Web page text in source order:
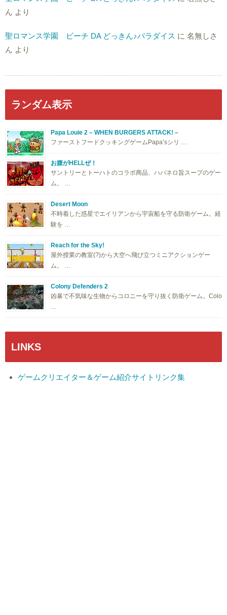
ん より
聖ロマンス学園 ビーチ DA どっきん♪パラダイス に 名無しさ
ん より
ランダム表示
Papa Louie 2 – WHEN BURGERS ATTACK! –
ファーストフードクッキングゲームPapa’sシリ …
お腹がHELLぜ！
サントリーとトーハトのコラボ商品、ハバネロ旨スープのゲー
ム。 …
Desert Moon
不時着した惑星でエイリアンから宇宙船を守る防衛ゲーム。経
験を …
Reach for the Sky!
屋外授業の教室(?)から大空へ飛び立つミニアクションゲー
ム。 …
Colony Defenders 2
凶暴で不気味な生物からコロニーを守り抜く防衛ゲーム。Colo
…
LINKS
ゲームクリエイター＆ゲーム紹介サイトリンク集